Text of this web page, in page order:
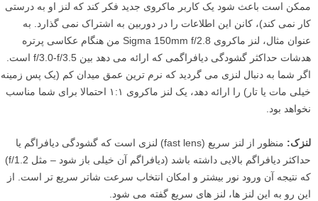
ممکن است باعث شود یک کاربر ماکروی جدید فکر کند که لنز او به درستی
کار نمی کند)، کانن این اطلاعات را در دوربین به اشتراک نمی گذارد. به
عنوان مثال، لنز ماکروی Sigma 150mm f/2.8 من هنگام عکاسی پرتره
هدشات حداکثر گشودگی دیافراگمی که ارائه می دهد بین f/3.0-f/3.5 است.
اگر شما به دنبال لنزی می گردید که نرم ترین عمق میدان کم (یک پس زمینه
خیلی مات یا تار) را ارائه دهد، یک لنز ماکروی ۱:۱ احتمالا برای شما مناسب
نخواهد بود.
لنزک:
منظور از لنز سریع (fast lens) لنزی است که گشودگی دیافراگم یا
حداکثر دیافراگم بالایی داشته باشد (دیافراگم آن خیلی باز شود – مثل f/1.2)
که نتیجه آن ورود نور بیشتر و امکان انتخاب سرعت شاتر سریع تر است. از
این رو به این لنز ها، لنز های سریع گفته می شود.